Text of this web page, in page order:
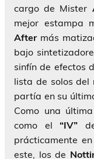
cargo de Mister
mejor estampa
Aftermás
bajo
sinfín de efectos
lista de solos del
partía en su
Como una
como el“IV”
prácticamente
este, los de